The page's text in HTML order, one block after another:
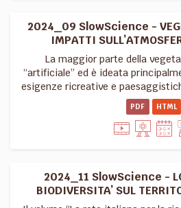
2024_09 SlowScience -
IMPATTI
La maggior parte della
“artificiale” ed è ideata
esigenze ricreative e
PDF HTML
2024_11 SlowScience -
BIODIVERSITA’ SUL